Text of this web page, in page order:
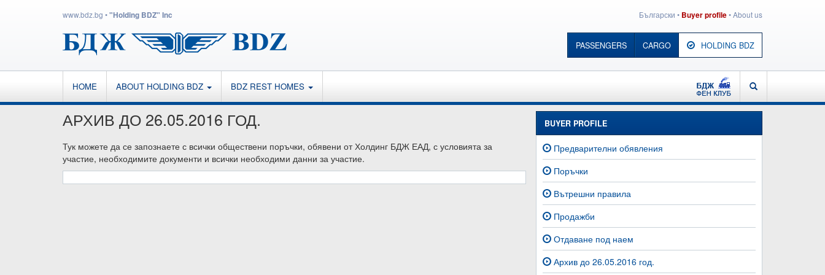
www.bdz.bg •"Holding BDZ" Inc Български • Buyer profile•About us
PASSENGERS CARGO HOLDING BDZ
HOME ABOUT HOLDING BDZ BDZ REST HOMES SEARCH
АРХИВ ДО 26.05.2016 ГОД.
Тук можете да се запознаете с всички обществени поръчки, обявени от Холдинг БДЖ ЕАД, с условията за
участие, необходимите документи и всички необходими данни за участие.
BUYER PROFILE
Предварителни обявления
Поръчки
Вътрешни правила
Продажби
Отдаване под наем
Архив до 26.05.2016 год.